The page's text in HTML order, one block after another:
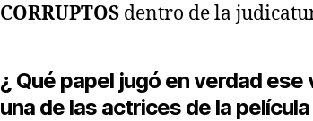
CORRUPTOS dentro de la
¿ Qué papel jugó en verdad
una de las actrices de la